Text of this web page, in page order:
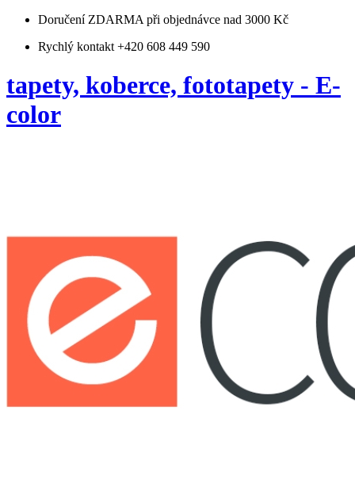
Doručení ZDARMA při objednávce nad 3000 Kč
Rychlý kontakt +420 608 449 590
tapety, koberce, fototapety - E-
color